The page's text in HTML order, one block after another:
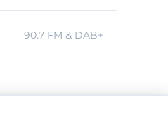
90.7 FM & DAB+